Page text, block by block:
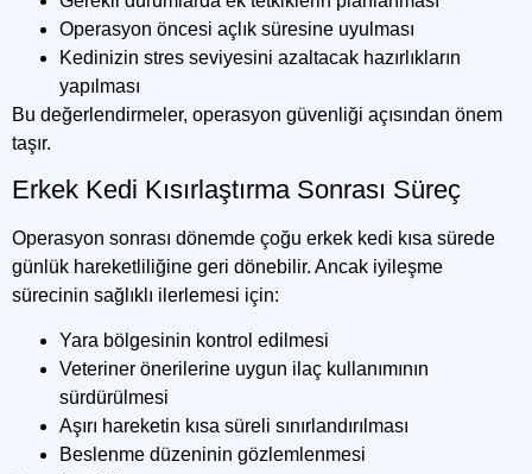
Operasyon öncesi açlık süresine uyulması
Kedinizin stres seviyesini azaltacak hazırlıkların
yapılması
Bu değerlendirmeler, operasyon güvenliği açısından önem
taşır.
Erkek Kedi Kısırlaştırma Sonrası Süreç
Operasyon sonrası dönemde çoğu erkek kedi kısa sürede
günlük hareketliliğine geri dönebilir. Ancak iyileşme
sürecinin sağlıklı ilerlemesi için:
Yara bölgesinin kontrol edilmesi
Veteriner önerilerine uygun ilaç kullanımının
sürdürülmesi
Aşırı hareketin kısa süreli sınırlandırılması
Beslenme düzeninin gözlemlenmesi